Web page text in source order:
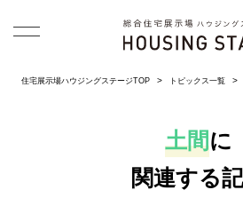
住宅展示場ハウジングステージTOP トピックス一覧
土間に
関連する